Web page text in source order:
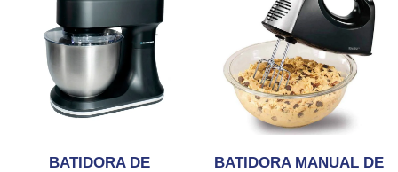
BATIDORA DE
BATIDORA MANUAL DE